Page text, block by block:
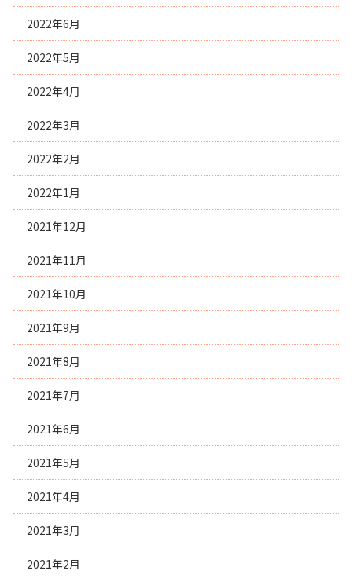
2022年6月
2022年5月
2022年4月
2022年3月
2022年2月
2022年1月
2021年12月
2021年11月
2021年10月
2021年9月
2021年8月
2021年7月
2021年6月
2021年5月
2021年4月
2021年3月
2021年2月